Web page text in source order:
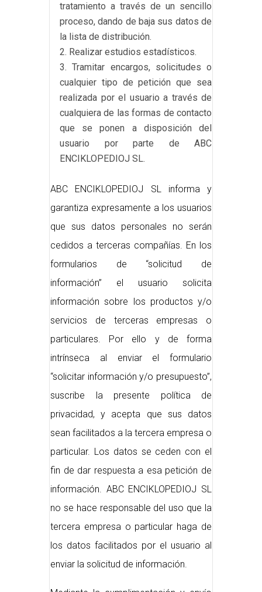
tratamiento a través de un sencillo
proceso, dando de baja sus datos de
la lista de distribución.
Realizar estudios estadísticos.
Tramitar encargos, solicitudes o
cualquier tipo de petición que sea
realizada por el usuario a través de
cualquiera de las formas de contacto
que se ponen a disposición del
usuario por parte de ABC
ENCIKLOPEDIOJ SL.
ABC ENCIKLOPEDIOJ SL informa y
garantiza expresamente a los usuarios
que sus datos personales no serán
cedidos a terceras compañías. En los
formularios de “solicitud de
información” el usuario solicita
información sobre los productos y/o
servicios de terceras empresas o
particulares. Por ello y de forma
intrínseca al enviar el formulario
“solicitar información y/o presupuesto”,
suscribe la presente política de
privacidad, y acepta que sus datos
sean facilitados a la tercera empresa o
particular. Los datos se ceden con el
fin de dar respuesta a esa petición de
información. ABC ENCIKLOPEDIOJ SL
no se hace responsable del uso que la
tercera empresa o particular haga de
los datos facilitados por el usuario al
enviar la solicitud de información.